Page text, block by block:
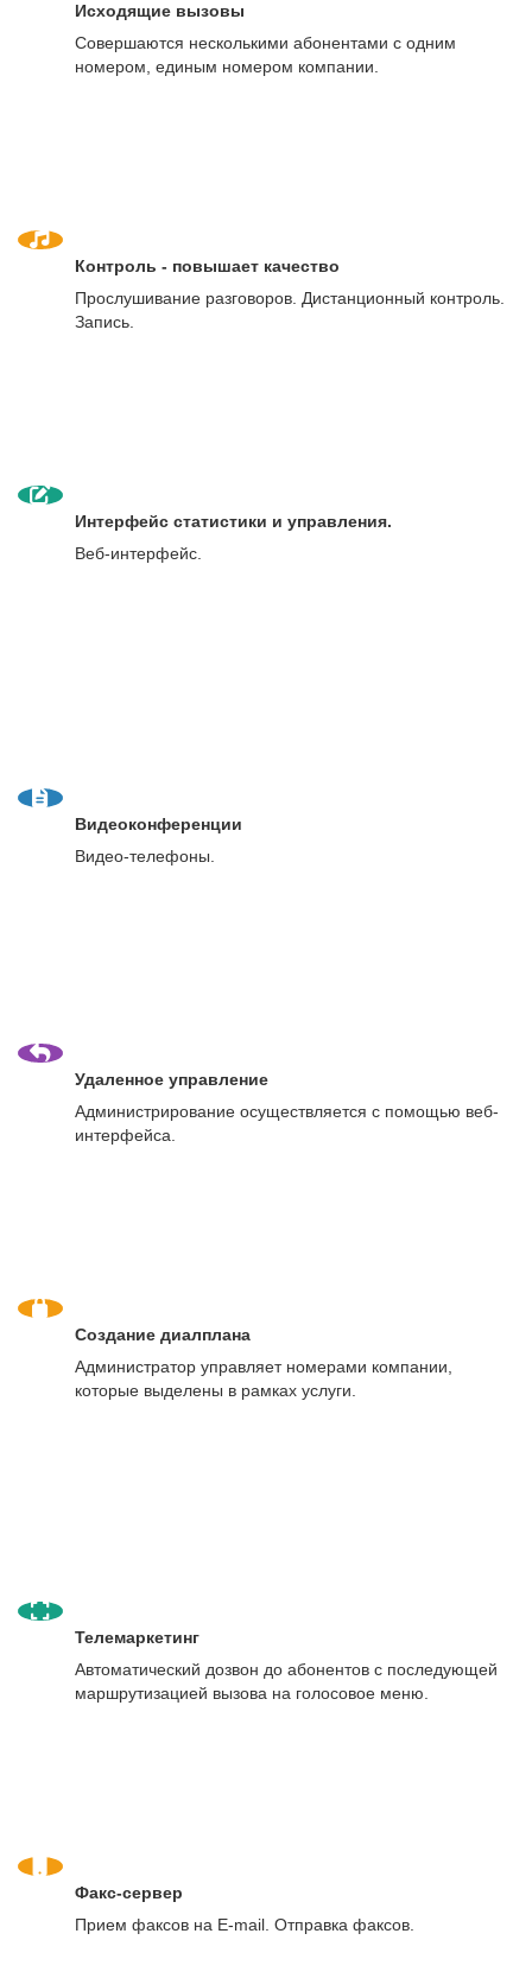
Исходящие вызовы
Совершаются несколькими абонентами с одним
номером, единым номером компании.
Контроль - повышает качество
Прослушивание разговоров. Дистанционный контроль.
Запись.
Интерфейс статистики и управления.
Веб-интерфейс.
Видеоконференции
Видео-телефоны.
Удаленное управление
Администрирование осуществляется с помощью веб-
интерфейса.
Создание диалплана
Администратор управляет номерами компании,
которые выделены в рамках услуги.
Телемаркетинг
Автоматический дозвон до абонентов с последующей
маршрутизацией вызова на голосовое меню.
Факс-сервер
Прием факсов на E-mail. Отправка факсов.